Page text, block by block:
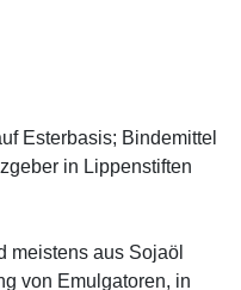
Esterbasis; Bindemittel
in Lippenstiften
meistens aus Sojaöl
von Emulgatoren, in